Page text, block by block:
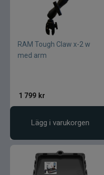
RAM Tough Claw x-2 w
med arm
1 799 kr
Lägg i varukorgen